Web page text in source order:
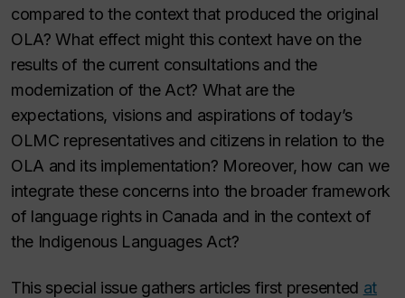
compared to the context that produced the original
OLA? What effect might this context have on the
results of the current consultations and the
modernization of the Act? What are the
expectations, visions and aspirations of today’s
OLMC representatives and citizens in relation to the
OLA and its implementation? Moreover, how can we
integrate these concerns into the broader framework
of language rights in Canada and in the context of
the Indigenous Languages Act?
This special issue gathers articles first presented at